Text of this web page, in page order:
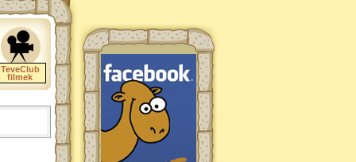
TeveClub
filmek